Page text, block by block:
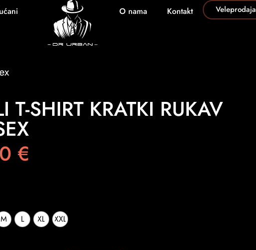
O nama Kontakt Veleprodaja
T-SHIRT KRATKI RUKAV
€
M L XL XXL